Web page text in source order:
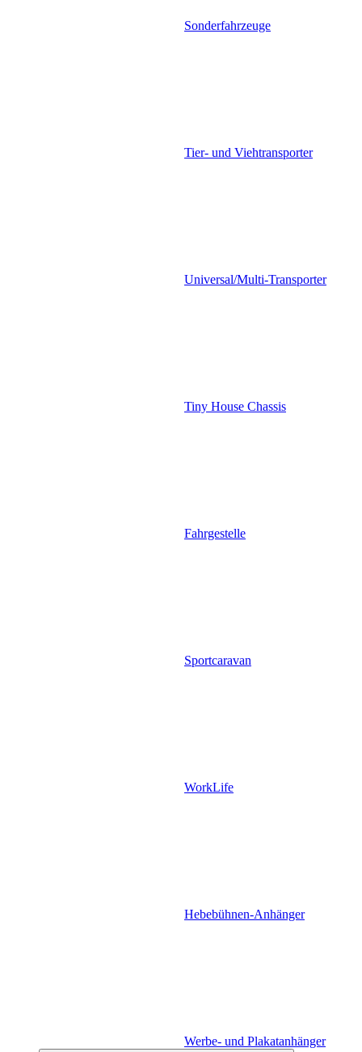
Sonderfahrzeuge
Tier- und Viehtransporter
Universal/Multi-Transporter
Tiny House Chassis
Fahrgestelle
Sportcaravan
WorkLife
Hebebühnen-Anhänger
Werbe- und Plakatanhänger